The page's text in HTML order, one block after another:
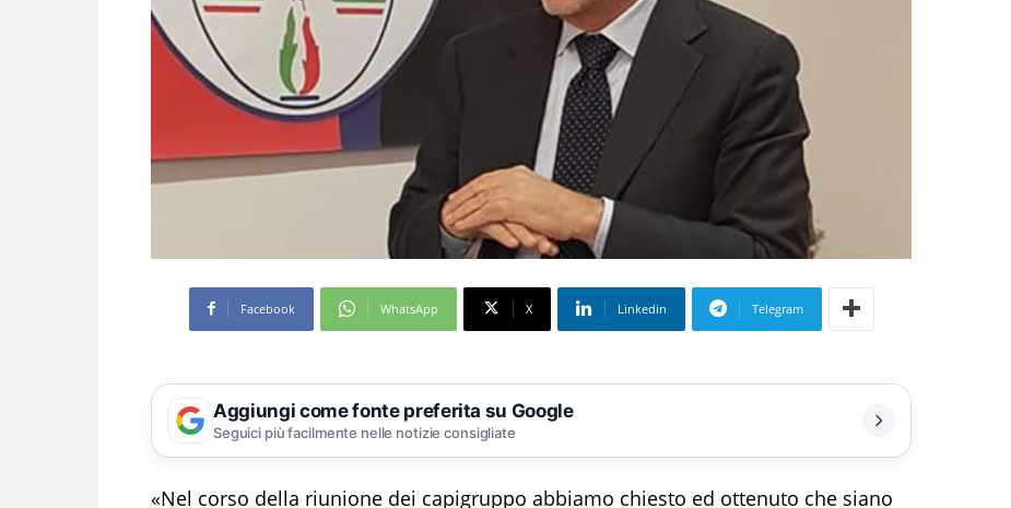
Facebook WhatsApp X Linkedin Telegram
Aggiungi come fonte preferita su Google
Seguici più facilmente nelle notizie consigliate
«Nel corso della riunione dei capigruppo abbiamo chiesto ed ottenuto che siano